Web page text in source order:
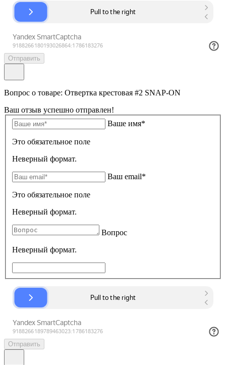
Отправить
Вопрос о товаре: Отвеpтка кpестовая #2 SNAP-ON
Ваш отзыв успешно отправлен!
Ваше имя*
Это обязательное поле
Неверный формат.
Ваш email*
Это обязательное поле
Неверный формат.
Вопрос
Неверный формат.
Отправить